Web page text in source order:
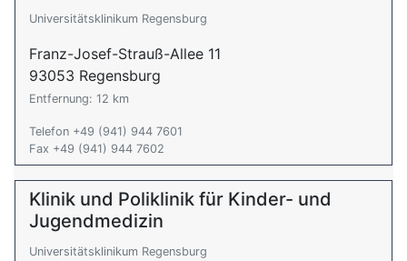
Universitätsklinikum Regensburg
Franz-Josef-Strauß-Allee 11
93053 Regensburg
Entfernung: 12 km
Telefon +49 (941) 944 7601
Fax +49 (941) 944 7602
Klinik und Poliklinik für Kinder- und
Jugendmedizin
Universitätsklinikum Regensburg